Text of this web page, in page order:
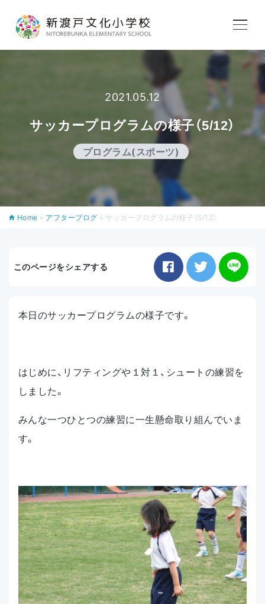
学校生活
入学案内
アクセス
2021.05.12
サッカープログラムの様子（5/12）
プログラム(スポーツ)
Home » アフターブログ » サッカープログラムの様子（5/12）
このページをシェアする
本日のサッカープログラムの様子です。
はじめに、リフティングや１対１、シュートの練習を
しました。
みんな一つひとつの練習に一生懸命取り組んでいま
す。